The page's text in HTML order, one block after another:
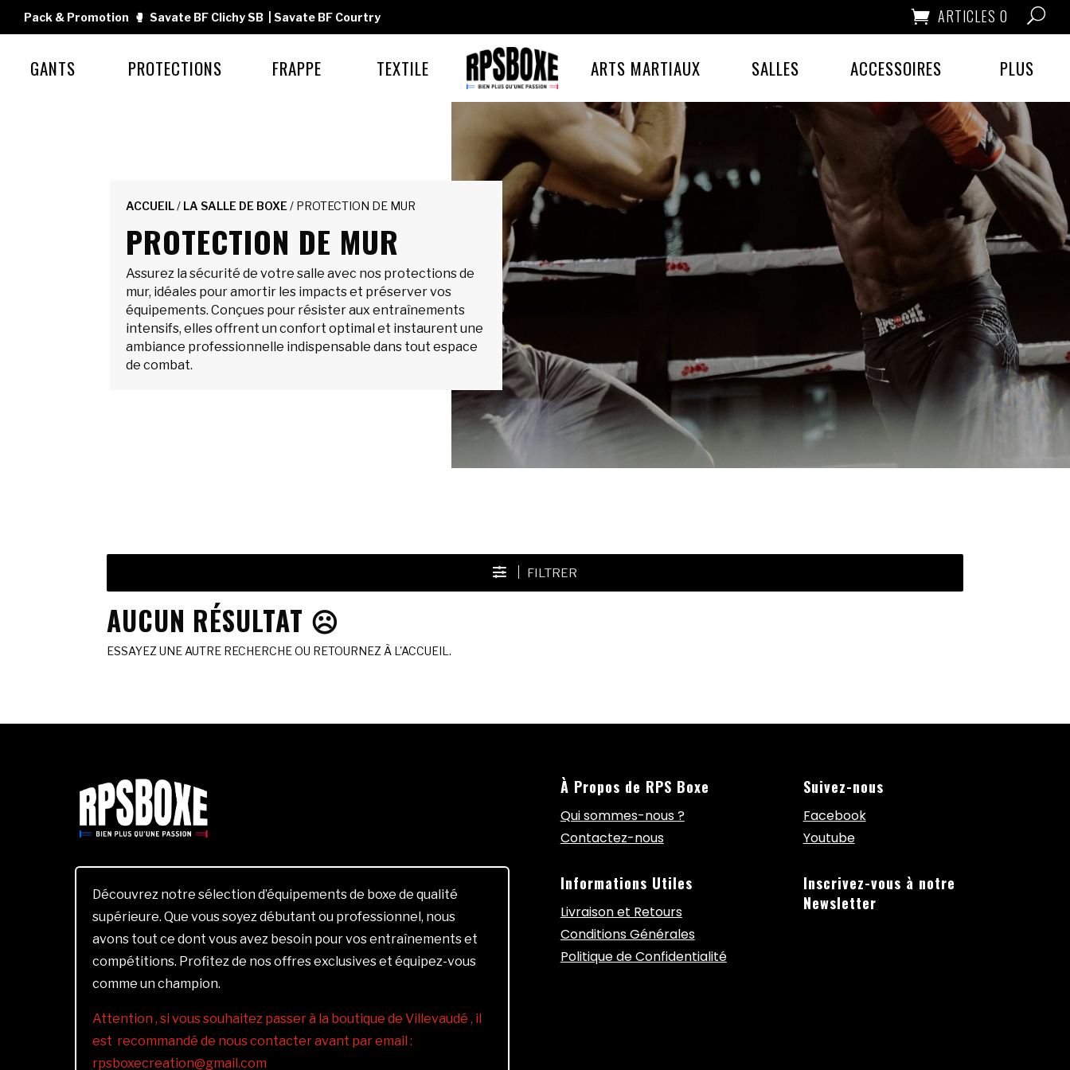
Pack & Promotion 🥊 Savate BF Clichy SB Savate BF Courtry ARTICLES 0
GANTS PROTECTIONS FRAPPE TEXTILE ARTS MARTIAUX SALLES ACCESSOIRES PLUS
ACCUEIL/ LA SALLE DE BOXE / PROTECTION DE MUR
PROTECTION DE MUR
Assurez la sécurité de votre salle avec nos protections de
mur, idéales pour amortir les impacts et préserver vos
équipements. Conçues pour résister aux entraînements
intensifs, elles offrent un confort optimal et instaurent une
ambiance professionnelle indispensable dans tout espace
de combat.
FILTRER
AUCUN RÉSULTAT ☹️
ESSAYEZ UNE AUTRE RECHERCHE OU RETOURNEZ À L'ACCUEIL.
Découvrez notre sélection d’équipements de boxe de qualité
supérieure. Que vous soyez débutant ou professionnel, nous
avons tout ce dont vous avez besoin pour vos entraînements et
compétitions. Profitez de nos offres exclusives et équipez-vous
comme un champion.
Attention , si vous souhaitez passer à la boutique de Villevaudé , il
est recommandé de nous contacter avant par email :
rpsboxecreation@gmail.com
À Propos de RPS Boxe
Qui sommes-nous ?
Contactez-nous
Informations Utiles
Livraison et Retours
Conditions Générales
Politique de Confidentialité
Suivez-nous
Facebook
Youtube
Inscrivez-vous à notre
Newsletter